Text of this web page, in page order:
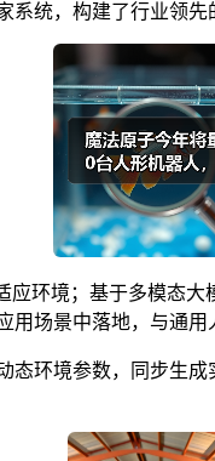
统，构建了行业领先
环境；基于多模态
场景中落地，与通
环境参数，同步生